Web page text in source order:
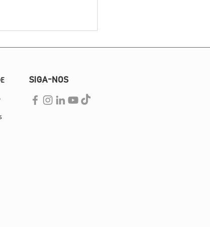
30 associadas, liderou
SIGA-NOS